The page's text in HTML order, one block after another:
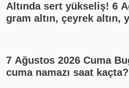
Altında sert yükseliş! 6 Ağustos Perşembe
gram altın, çeyrek altın,
7 Ağustos 2026 Cuma
cuma namazı saat